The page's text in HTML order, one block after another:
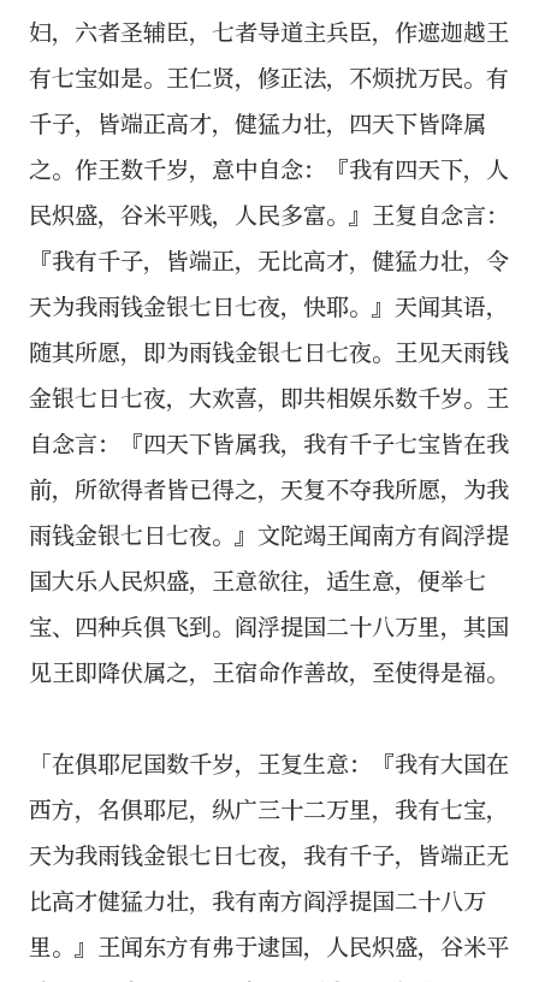
妇，六者圣辅臣，七者导道主兵臣，作遮迦越王
有七宝如是。王仁贤，修正法，不烦扰万民。有
千子，皆端正高才，健猛力壮，四天下皆降属
之。作王数千岁，意中自念：『我有四天下，人
民炽盛，谷米平贱，人民多富。』王复自念言：
『我有千子，皆端正，无比高才，健猛力壮，令
天为我雨钱金银七日七夜，快耶。』天闻其语，
随其所愿，即为雨钱金银七日七夜。王见天雨钱
金银七日七夜，大欢喜，即共相娱乐数千岁。王
自念言：『四天下皆属我，我有千子七宝皆在我
前，所欲得者皆已得之，天复不夺我所愿，为我
雨钱金银七日七夜。』文陀竭王闻南方有阎浮提
国大乐人民炽盛，王意欲往，适生意，便举七
宝、四种兵俱飞到。阎浮提国二十八万里，其国
见王即降伏属之，王宿命作善故，至使得是福。
「在俱耶尼国数千岁，王复生意：『我有大国在
西方，名俱耶尼，纵广三十二万里，我有七宝，
天为我雨钱金银七日七夜，我有千子，皆端正无
比高才健猛力壮，我有南方阎浮提国二十八万
里。』王闻东方有弗于逮国，人民炽盛，谷米平